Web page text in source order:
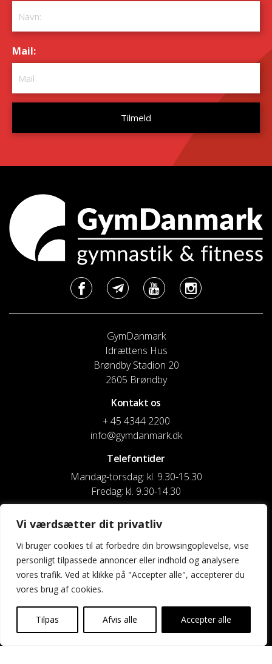
Vi værdsætter dit privatliv
Vi bruger cookies til at forbedre din browsingoplevelse, vise
personligt tilpassede annoncer eller indhold og analysere
vores trafik. Ved at klikke på "Accepter alle", accepterer du
vores brug af cookies.
Tilpas Afvis alle Accepter alle
Mail:
GymDanmark
Idrættens Hus
Brøndby Stadion 20
2605 Brøndby
Kontakt os
+ 45 4344 2200
info@gymdanmark.dk
Telefontider
Mandag-torsdag: kl. 9.30-15.30
Fredag: kl. 9.30-14.30
CVR nr. 20916818
Reg. & Kontonr.: 4180 3119119022
Privatlivspolitik og cookies
Kontakt os
Kalender